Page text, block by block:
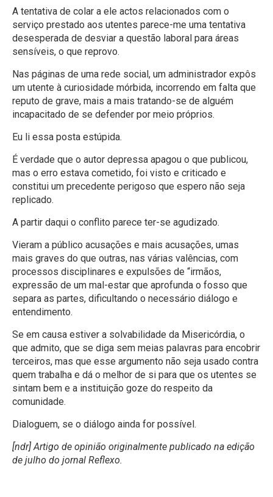
A tentativa de colar a ele actos relacionados com o
serviço prestado aos utentes parece-me uma tentativa
desesperada de desviar a questão laboral para áreas
sensíveis, o que reprovo.
Nas páginas de uma rede social, um administrador expôs
um utente à curiosidade mórbida, incorrendo em falta que
reputo de grave, mais a mais tratando-se de alguém
incapacitado de se defender por meio próprios.
Eu li essa posta estúpida.
É verdade que o autor depressa apagou o que publicou,
mas o erro estava cometido, foi visto e criticado e
constitui um precedente perigoso que espero não seja
replicado.
A partir daqui o conflito parece ter-se agudizado.
Vieram a público acusações e mais acusações, umas
mais graves do que outras, nas várias valências, com
processos disciplinares e expulsões de “irmãos,
expressão de um mal-estar que aprofunda o fosso que
separa as partes, dificultando o necessário diálogo e
entendimento.
Se em causa estiver a solvabilidade da Misericórdia, o
que admito, que se diga sem meias palavras para encobrir
terceiros, mas que esse argumento não seja usado contra
quem trabalha e dá o melhor de si para que os utentes se
sintam bem e a instituição goze do respeito da
comunidade.
Dialoguem, se o diálogo ainda for possível.
[ndr] Artigo de opinião originalmente publicado na edição
de julho do jornal Reflexo.